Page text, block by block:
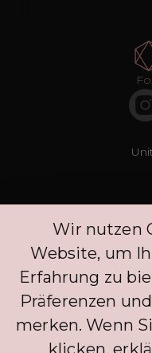
Wir nutzen
Website, um
Erfahrung zu
Präferenzen
merken. Wenn
klicken,